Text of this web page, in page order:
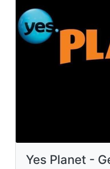
Yes Planet -